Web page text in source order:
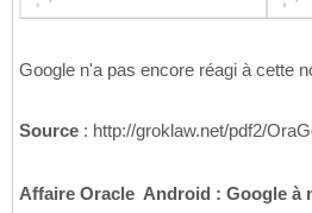
Google n'a pas encore réagi à cette
Source : http://groklaw.net/pdf2/
Affaire Oracle  Android : Google